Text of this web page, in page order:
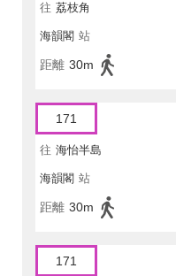
往 荔枝角
海韻閣 站
距離 30m
171
往 海怡半島
海韻閣 站
距離 30m
171